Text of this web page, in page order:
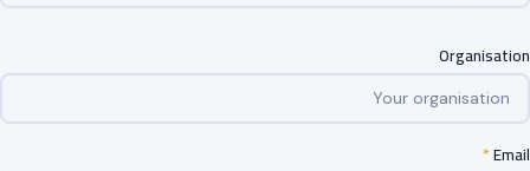
Organisation
Email
*